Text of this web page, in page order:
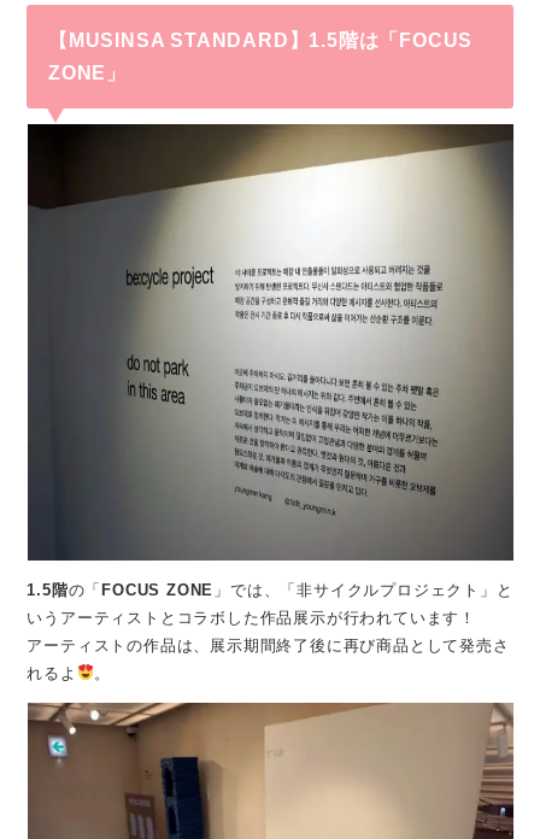
【MUSINSA STANDARD】1.5階は「 FOCUS
ZONE 」
1.5階の「 FOCUS ZONE 」では、「非サイクルプロジェクト」と
いうアーティストとコラボした作品展示が行われています！
アーティストの作品は、展示期間終了後に再び商品として発売さ
れるよ
。